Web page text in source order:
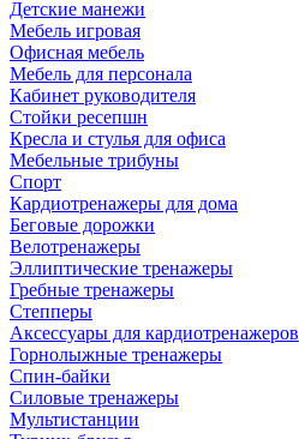
Детские манежи
Мебель игровая
Офисная мебель
Мебель для персонала
Кабинет руководителя
Стойки ресепшн
Кресла и стулья для офиса
Мебельные трибуны
Спорт
Кардиотренажеры для дома
Беговые дорожки
Велотренажеры
Эллиптические тренажеры
Гребные тренажеры
Степперы
Аксессуары для кардиотренажеров
Горнолыжные тренажеры
Спин-байки
Силовые тренажеры
Мультистанции